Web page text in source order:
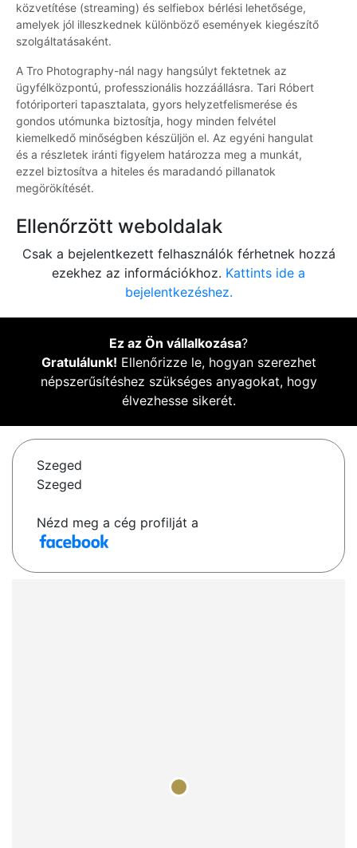
közvetítése (streaming) és selfiebox bérlési lehetősége,
amelyek jól illeszkednek különböző események kiegészítő
szolgáltatásaként.
A Tro Photography-nál nagy hangsúlyt fektetnek az
ügyfélközpontú, professzionális hozzáállásra. Tari Róbert
fotóriporteri tapasztalata, gyors helyzetfelismerése és
gondos utómunka biztosítja, hogy minden felvétel
kiemelkedő minőségben készüljön el. Az egyéni hangulat
és a részletek iránti figyelem határozza meg a munkát,
ezzel biztosítva a hiteles és maradandó pillanatok
megörökítését.
Ellenőrzött weboldalak
Csak a bejelentkezett felhasználók férhetnek hozzá
ezekhez az információkhoz. Kattints ide a
bejelentkezéshez.
Ez az Ön vállalkozása?
Gratulálunk! Ellenőrizze le, hogyan szerezhet
népszerűsítéshez szükséges anyagokat, hogy
élvezhesse sikerét.
Szeged
Szeged
Nézd meg a cég profilját a